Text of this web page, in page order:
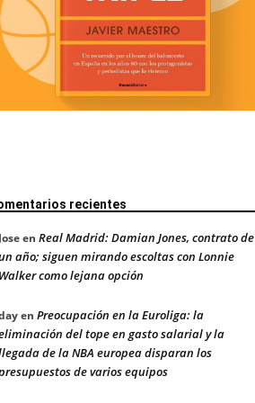
recientes
en Real Madrid: Damian Jones, contrato de
año; siguen mirando escoltas con Lonnie
como lejana opción
en Preocupación en la Euroliga: la
del tope en gasto salarial y la
de la NBA europea disparan los
de varios equipos